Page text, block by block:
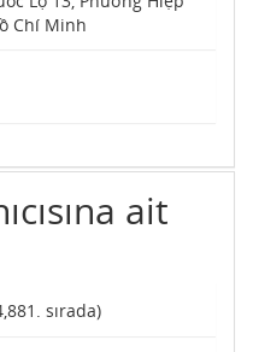
Chí Minh
ait
. sırada)